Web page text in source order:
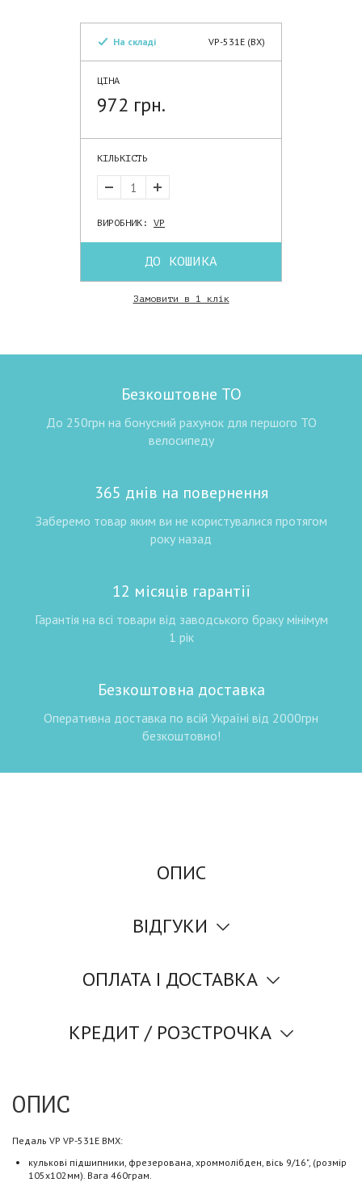
На складі VP-531E (BX)
ЦІНА
972 грн.
КІЛЬКІСТЬ
ВИРОБНИК: VP
ДО КОШИКА
Замовити в 1 клік
Безкоштовне ТО
До 250грн на бонусний рахунок для першого ТО
велосипеду
365 днів на повернення
Заберемо товар яким ви не користувалися протягом
року назад
12 місяців гарантії
Гарантія на всі товари від заводського браку мінімум
1 рік
Безкоштовна доставка
Оперативна доставка по всій Україні від 2000грн
безкоштовно!
ОПИС
ВІДГУКИ
ОПЛАТА І ДОСТАВКА
КРЕДИТ / РОЗСТРОЧКА
ОПИС
Педаль VP VP-531E BMX:
кулькові підшипники, фрезерована, хроммолібден, вісь 9/16", (розмір
105х102мм). Вага 460грам.